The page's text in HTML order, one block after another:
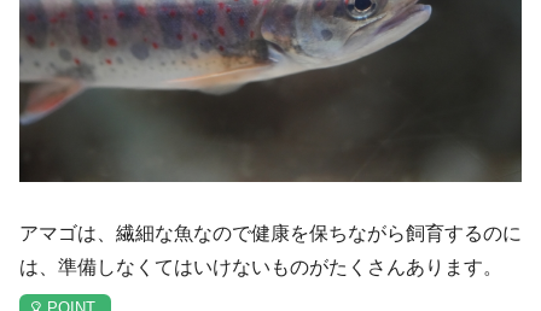
アマゴは、繊細な魚なので健康を保ちながら飼育するのに
は、準備しなくてはいけないものがたくさんあります。